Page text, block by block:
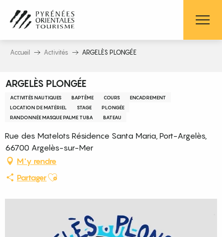
contenu
principal
Accueil Activités ARGELÈS PLONGÉE
ARGELÈS PLONGÉE
ACTIVITÉS NAUTIQUES BAPTÊME COURS
ENCADREMENT
LOCATION DE MATÉRIEL
STAGE
PLONGÉE
RANDONNÉE MASQUE PALME TUBA
BATEAU
Rue des Matelots Résidence Santa Maria, Port-Argelès,
66700 Argelès-sur-Mer
M'y rendre
PartagerAjouter aux favoris